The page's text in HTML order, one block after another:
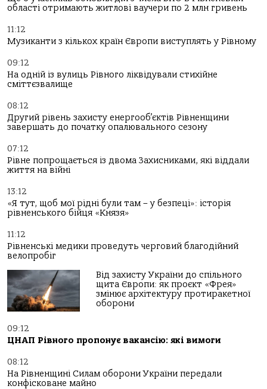
області отримають житлові ваучери по 2 млн гривень
11:12
Музиканти з кількох країн Європи виступлять у Рівному
09:12
На одній із вулиць Рівного ліквідували стихійне
сміттєзвалище
08:12
Другий рівень захисту енергооб’єктів Рівненщини
завершать до початку опалювального сезону
07:12
Рівне попрощається із двома Захисниками, які віддали
життя на війні
13:12
«Я тут, щоб мої рідні були там – у безпеці»: історія
рівненського бійця «Князя»
11:12
Рівненські медики проведуть черговий благодійний
велопробіг
Від захисту України до спільного
щита Європи: як проєкт «Фрея»
змінює архітектуру протиракетної
оборони
09:12
ЦНАП Рівного пропонує вакансію: які вимоги
08:12
На Рівненщині Силам оборони України передали
конфісковане майно